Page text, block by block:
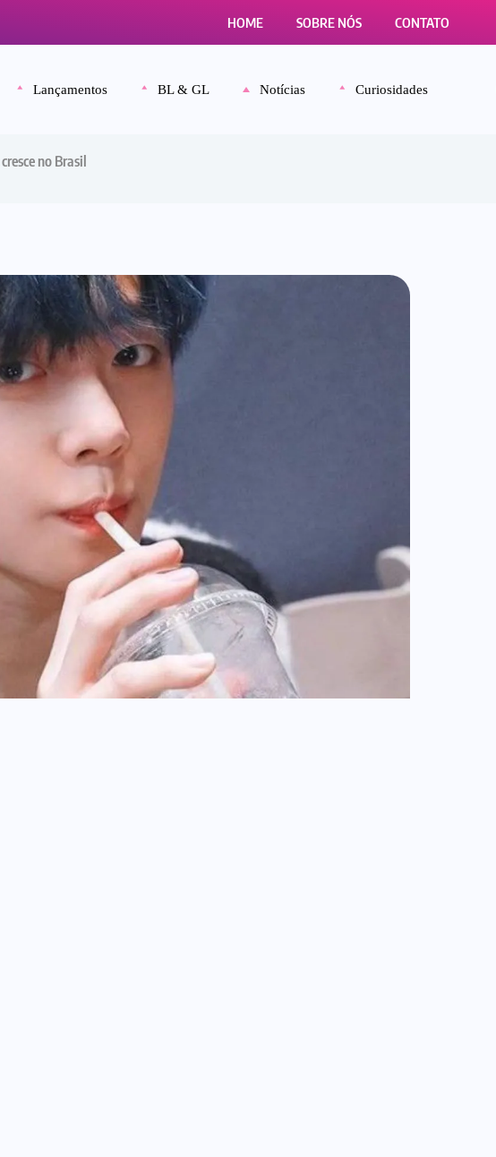
HOME SOBRE NÓS CONTATO
Lançamentos BL & GL Notícias Curiosidades
no Brasil